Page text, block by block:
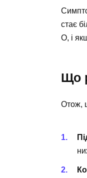
стає
О, і
Що
Отож,